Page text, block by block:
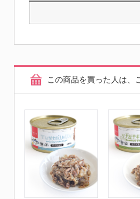
この商品を買った人は、